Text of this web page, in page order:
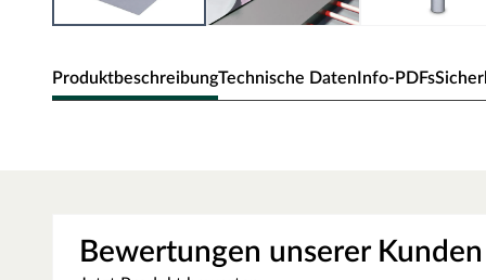
ProduktbeschreibungTechnische DatenInfo-PDFs
Die VISCOH Dämmunterlage ermöglicht die schnelle
Designböden in schwimmenden Bodensystemen, ohne
Bewertungen unserer Kunden